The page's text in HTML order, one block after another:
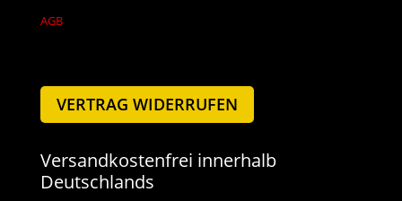
AGB
VERTRAG WIDERRUFEN
Versandkostenfrei innerhalb
Deutschlands